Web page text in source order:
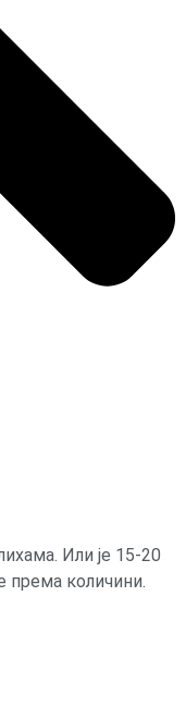
Или је 15-20
према количини.